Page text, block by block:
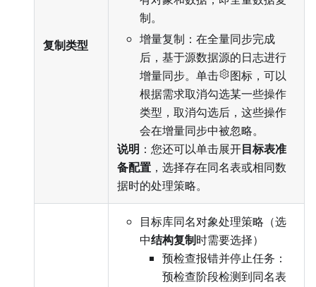
复制类型
制。
增量复制：在全量同步完成
后，基于源数据源的日志进行
增量同步。单击
图标，可以
根据需求取消勾选某一些操作
类型，取消勾选后，这些操作
会在增量同步中被忽略。
说明 ：您还可以单击展开目标表准
备配置 ，选择存在同名表或相同数
据时的处理策略。
目标库同名对象处理策略（选
中结构复制时需要选择）
预检查报错并停止任务：
预检查阶段检测到同名表